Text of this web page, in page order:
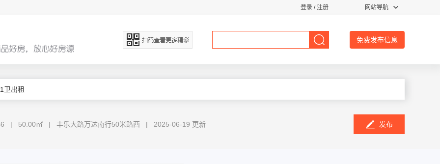
登录 /注册 网站导航
免费发布信息
卫出租
| 50.00㎡ | 丰乐大路万达南行50米路西 | 2025-06-19 更新 发布